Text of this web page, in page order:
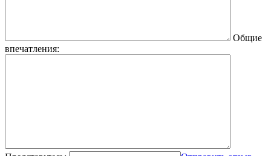
Общие
впечатления: